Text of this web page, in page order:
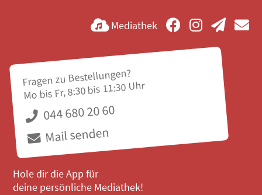
Mediathek
Fragen zu Bestellungen?
Mo bis Fr, 8:30 bis 11:30 Uhr
044 680 20 60
Mail senden
Hole dir die App für
deine persönliche Mediathek!